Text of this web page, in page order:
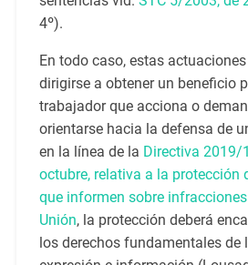
4º).
En todo caso, estas
dirigirse a obtener un beneficio
trabajador que acciona o
orientarse hacia la defensa de
en la línea de la Directiva 2019/
octubre, relativa a la protección
que informen sobre
Unión, la protección deberá
los derechos fundamentales de